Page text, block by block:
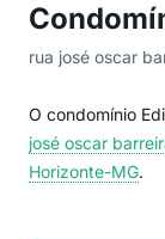
rua josé oscar
O condomínio
josé oscar
Horizonte-MG.